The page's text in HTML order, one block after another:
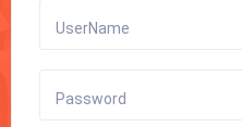
UserName
Password